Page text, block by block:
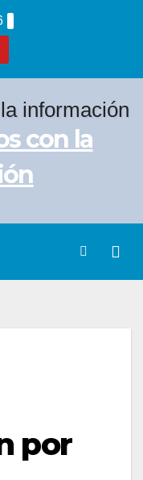
con la
por